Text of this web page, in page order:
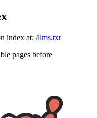
index at: /llms.txt
pages before